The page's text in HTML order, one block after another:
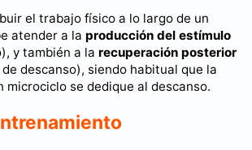
el trabajo físico a lo largo de un
atender a la producción del estímulo
y también a la recuperación posterior
descanso), siendo habitual que la
microciclo se dedique al descanso.